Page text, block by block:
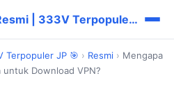
🎯 333V Aplikasi Resmi | 333V Terpopuler JP 🎯
Terpopuler JP 🎯 › Resmi › Mengapa
untuk Download VPN?